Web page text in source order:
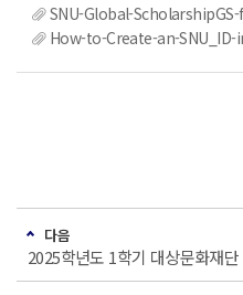
SNU-Global-
How-to-Create-an-
다음
2025학년도 1학기 대상문화재